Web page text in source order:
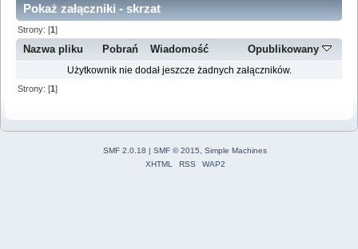
Pokaż załączniki - skrzat
Strony: [1]
Nazwa pliku Pobrań Wiadomość Opublikowany
Użytkownik nie dodał jeszcze żadnych załączników.
Strony: [1]
SMF 2.0.18 | SMF © 2015
Simple Machines
XHTML
RSS WAP2